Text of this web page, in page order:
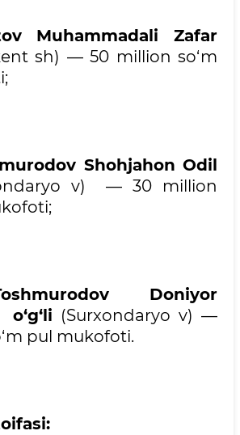
Muhammadali Zafar
sh) — 50 million so‘m
Shohjahon Odil
v) — 30 million
Doniyor
(Surxondaryo v) —
pul mukofoti.